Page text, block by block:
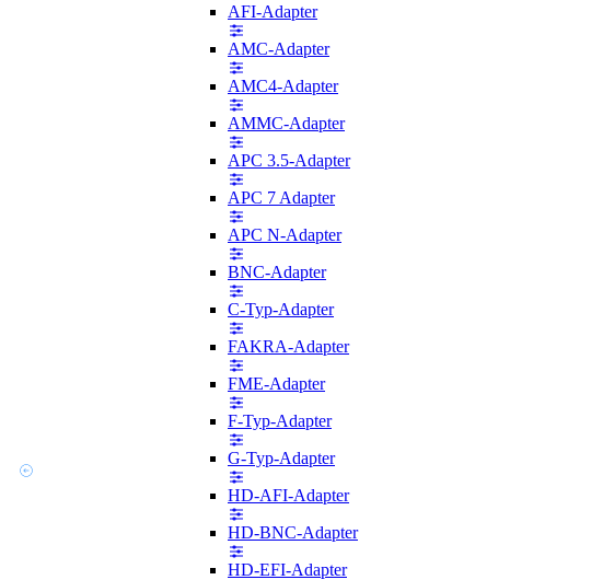
AFI-Adapter
AMC-Adapter
AMC4-Adapter
AMMC-Adapter
APC 3.5-Adapter
APC 7 Adapter
APC N-Adapter
BNC-Adapter
C-Typ-Adapter
FAKRA-Adapter
FME-Adapter
F-Typ-Adapter
G-Typ-Adapter
HD-AFI-Adapter
HD-BNC-Adapter
HD-EFI-Adapter